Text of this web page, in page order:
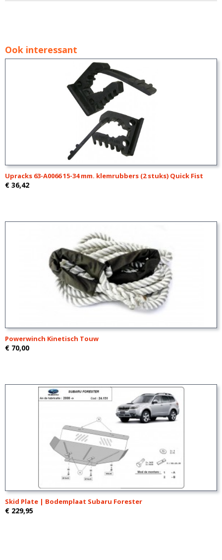
Ook interessant
Upracks 63-A0066 15-34 mm. klemrubbers (2 stuks) Quick Fist
€ 36,42
Powerwinch Kinetisch Touw
€ 70,00
Skid Plate | Bodemplaat Subaru Forester
€ 229,95